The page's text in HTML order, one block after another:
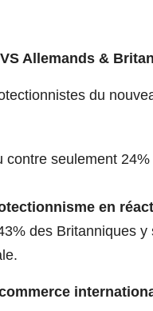
Allemands &
du
seulement
en
des Britanniques y